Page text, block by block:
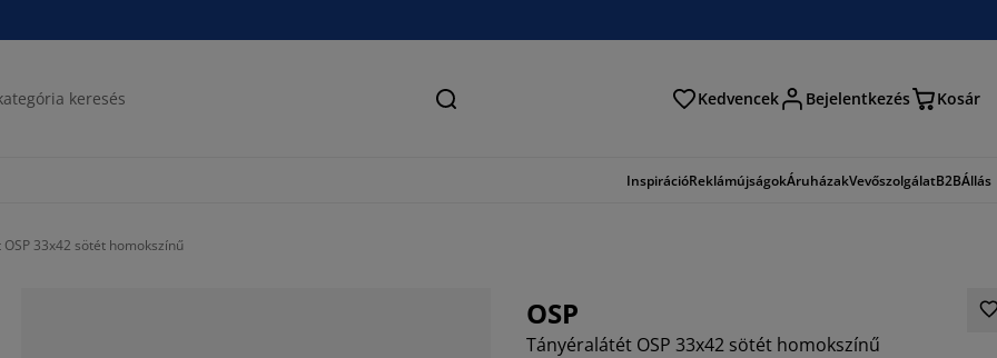
Keresés Kedvencek Bejelentkezés Kosár
InspirációReklámújságokÁruházakVevőszolgálatB2BÁllás
33x42 sötét homokszínű
OSP
Tányéralátét OSP 33x42 sötét homokszínű